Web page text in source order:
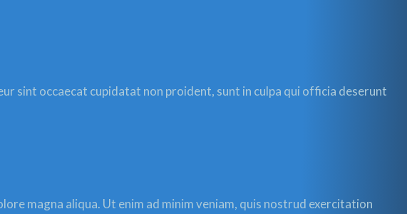
sint occaecat cupidatat non proident, sunt in culpa qui officia deserunt
magna aliqua. Ut enim ad minim veniam, quis nostrud exercitation